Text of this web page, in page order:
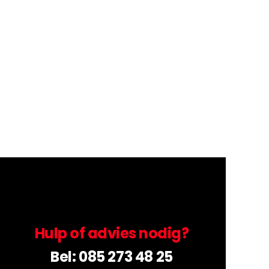
Hulp of advies nodig?
Bel:085 273 48 25